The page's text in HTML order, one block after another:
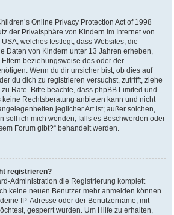
Online Privacy Protection Act of 1998
der Privatsphäre von Kindern im Internet von
welches festlegt, dass Websites, die
Daten von Kindern unter 13 Jahren erheben,
beziehungsweise des oder der
Wenn du dir unsicher bist, ob dies auf
du dich zu registrieren versuchst, zutrifft, ziehe
Rate. Bitte beachte, dass phpBB Limited und
Rechtsberatung anbieten kann und nicht
jeglicher Art ist; außer solchen,
soll ich mich wenden, falls es Beschwerden oder
Forum gibt?“ behandelt werden.
registrieren?
Administration die Registrierung komplett
keine neuen Benutzer mehr anmelden können.
IP-Adresse oder der Benutzername, mit
gesperrt wurden. Um Hilfe zu erhalten,